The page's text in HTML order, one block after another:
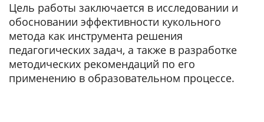
Цель работы заключается в исследовании и
обосновании эффективности кукольного
метода как инструмента решения
педагогических задач, а также в разработке
методических рекомендаций по его
применению в образовательном процессе.